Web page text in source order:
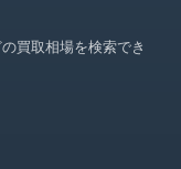
買取相場を検索でき